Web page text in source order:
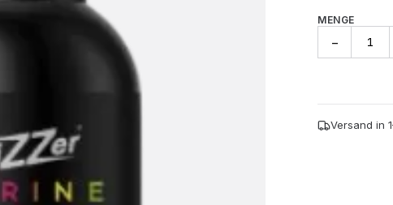
MENGE
−
-
750mlVersand in